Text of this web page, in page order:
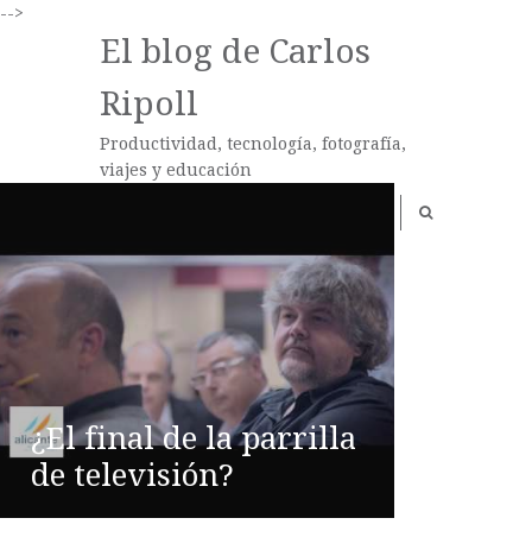
-->
El blog de Carlos
Ripoll
Productividad, tecnología, fotografía,
viajes y educación
¿El final de la parrilla
de televisión?